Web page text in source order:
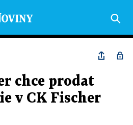
chce prodat
v CK Fischer